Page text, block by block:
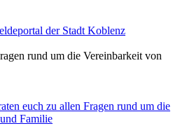
der Stadt Koblenz
rund um die Vereinbarkeit von
euch zu allen Fragen rund um die
Familie